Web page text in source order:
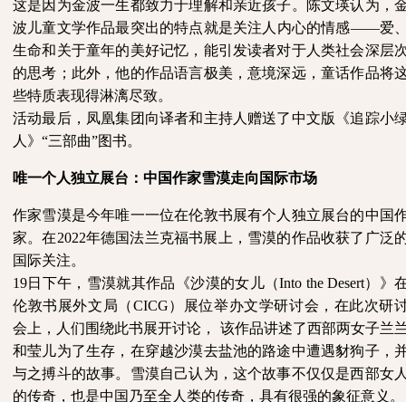
这是因为金波一生都致力于理解和亲近孩子。陈文瑛认为，
波儿童文学作品最突出的特点就是关注人内心的情感——爱
生命和关于童年的美好记忆，能引发读者对于人类社会深层
的思考；此外，他的作品语言极美，意境深远，童话作品将
些特质表现得淋漓尽致。
活动最后，凤凰集团向译者和主持人赠送了中文版《追踪小
人》 “三部曲”图书。
唯一个人独立展台：中国作家雪漠走向国际市场
作家雪漠是今年唯一一位在伦敦书展有个人独立展台的中国
家。在2022年德国法兰克福书展上，雪漠的作品收获了广泛
国际关注。
19日下午，雪漠就其作品《沙漠的女儿（Into the Desert）》
伦敦书展外文局（CICG）展位举办文学研讨会，在此次研
会上，人们围绕此书展开讨论， 该作品讲述了西部两女子兰
和莹儿为了生存，在穿越沙漠去盐池的路途中遭遇豺狗子，
与之搏斗的故事。雪漠自己认为，这个故事不仅仅是西部女
的传奇，也是中国乃至全人类的传奇，具有很强的象征意义。